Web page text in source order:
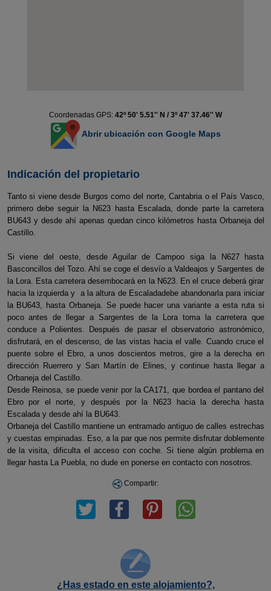
Coordenadas GPS: 42º 50' 5.51'' N / 3º 47' 37.46'' W
Abrir ubicación con Google Maps
Indicación del propietario
Tanto si viene desde Burgos como del norte, Cantabria o el País Vasco,
primero debe seguir la N623 hasta Escalada, donde parte la carretera
BU643 y desde ahí apenas quedan cinco kilómetros hasta Orbaneja del
Castillo.
Si viene del oeste, desde Aguilar de Campoo siga la N627 hasta
Basconcillos del Tozo. Ahí se coge el desvío a Valdeajos y Sargentes de
la Lora. Esta carretera desembocará en la N623. En el cruce deberá girar
hacia la izquierda y a la altura de Escaladadebe abandonarla para iniciar
la BU643, hasta Orbaneja. Se puede hacer una variante a esta ruta si
poco antes de llegar a Sargentes de la Lora toma la carretera que
conduce a Polientes. Después de pasar el observatorio astronómico,
disfrutará, en el descenso, de las vistas hacia el valle. Cuando cruce el
puente sobre el Ebro, a unos doscientos metros, gire a la derecha en
dirección Ruerrero y San Martín de Elines, y continue hasta llegar a
Orbaneja del Castillo.
Desde Reinosa, se puede venir por la CA171, que bordea el pantano del
Ebro por el norte, y después por la N623 hacia la derecha hasta
Escalada y desde ahí la BU643.
Orbaneja del Castillo mantiene un entramado antiguo de calles estrechas
y cuestas empinadas. Eso, a la par que nos permite disfrutar doblemente
de la visita, dificulta el acceso con coche. Si tiene algún problema en
llegar hasta La Puebla, no dude en ponerse en contacto con nosotros.
Compartir:
¿Has estado en este alojamiento?,